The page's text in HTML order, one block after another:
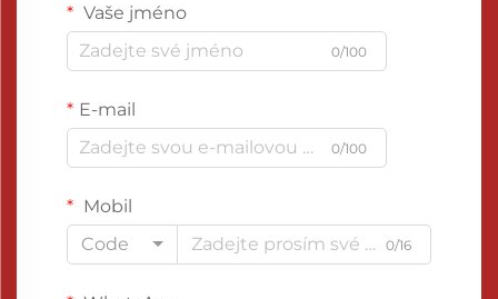
Vaše jméno
0/100
E-mail
0/100
Mobil
Code
0/16